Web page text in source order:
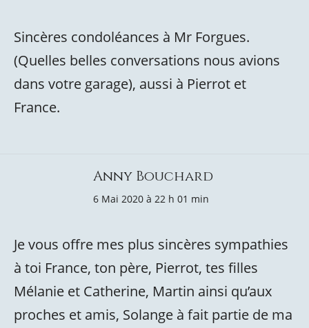
Sincères condoléances à Mr Forgues.
(Quelles belles conversations nous avions
dans votre garage), aussi à Pierrot et
France.
Anny Bouchard
6 Mai 2020 à 22 h 01 min
Je vous offre mes plus sincères sympathies
à toi France, ton père, Pierrot, tes filles
Mélanie et Catherine, Martin ainsi qu’aux
proches et amis, Solange à fait partie de ma